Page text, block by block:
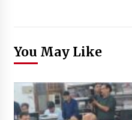
You May Like